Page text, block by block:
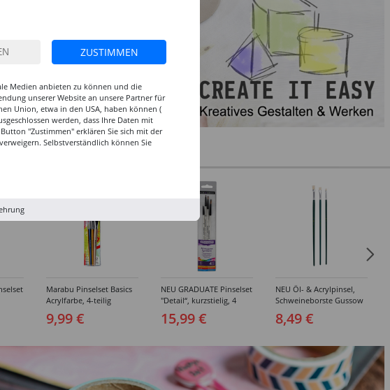
Marabu Pinselset Basics
Acrylfarbe, 4-teilig
9,99 €
NEU GRADUATE Pinselset
"Detail“, kurzstielig, 4
15,99 €
NEU Öl- & Acrylpinsel,
Schweineborste Gussow
8,49 €
ZUSTIMMEN
Medien anbieten zu können und die
unserer Website an unsere Partner für
Union, etwa in den USA, haben können (
werden, dass Ihre Daten mit
"Zustimmen" erklären Sie sich mit der
Selbstverständlich können Sie